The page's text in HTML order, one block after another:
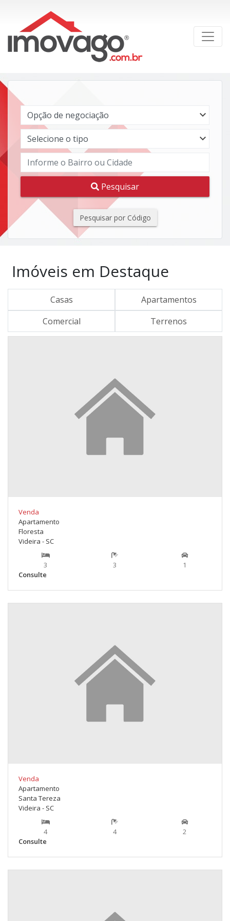
Pesquisar
Pesquisar por Código
Imóveis em Destaque
Casas
Apartamentos
Comercial
Terrenos
Venda
Apartamento
Floresta
Videira - SC
3 3
1
Consulte
Venda
Apartamento
Santa Tereza
Videira - SC
4 4
2
Consulte